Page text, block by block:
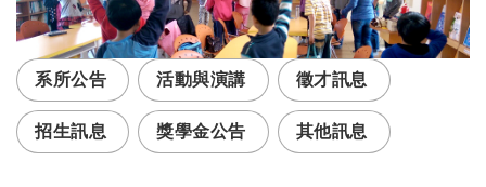
系所公告 活動與演講 徵才訊息
招生訊息 獎學金公告 其他訊息